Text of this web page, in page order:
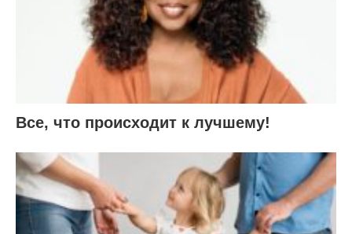
Все, что происходит к лучшему!